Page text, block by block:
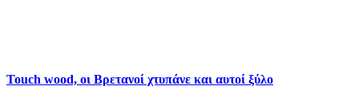
Touch wood, οι Βρετανοί χτυπάνε και αυτοί ξύλο